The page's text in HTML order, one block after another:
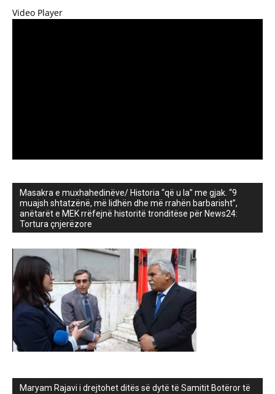
Video Player
Masakra e muxhahedinëve/ Historia “që u la” me gjak. “9
muajsh shtatzënë, më lidhën dhe më rrahën barbarisht”,
anëtarët e MEK rrëfejnë historitë tronditëse për News24:
Tortura çnjerëzore
Maryam Rajavi i drejtohet ditës së dytë të Samitit Botëror të